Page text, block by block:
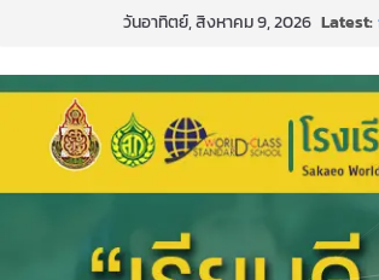
content
วันอาทิตย์, สิงหาคม 9, 2026 Latest: